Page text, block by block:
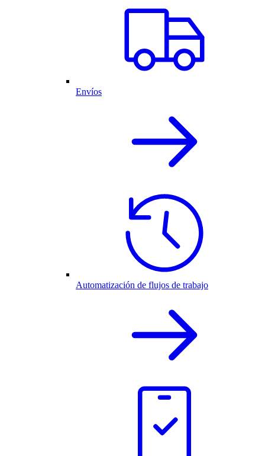
Envíos
Automatización de flujos de trabajo